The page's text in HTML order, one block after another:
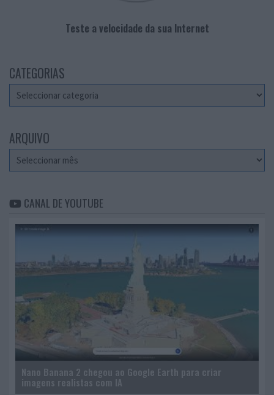
Teste a velocidade da sua Internet
CATEGORIAS
Categorias
ARQUIVO
Arquivo
CANAL DE YOUTUBE
Nano Banana 2 chegou ao Google Earth para criar
imagens realistas com IA